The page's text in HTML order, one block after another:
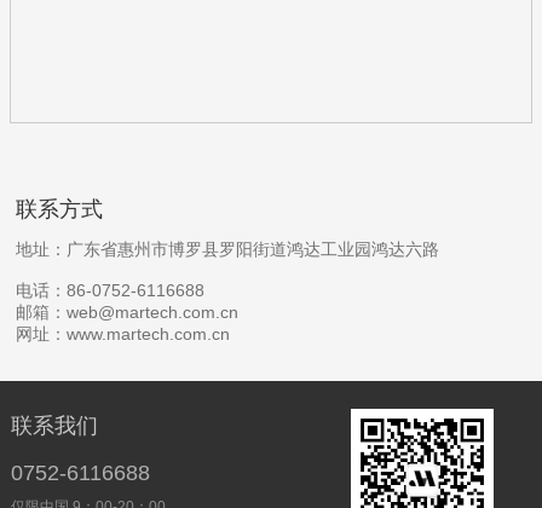
联系方式
地址：广东省惠州市博罗县罗阳街道鸿达工业园鸿达六路
电话：86-0752-6116688
邮箱：web@martech.com.cn
网址：www.martech.com.cn
联系我们
0752-6116688